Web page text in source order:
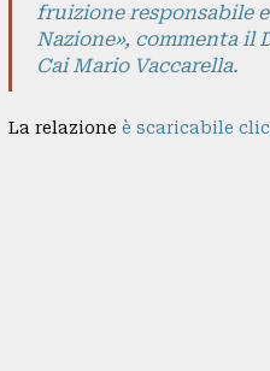
fruizione responsabile
Nazione», commenta il
Cai Mario Vaccarella.
La relazione è scaricabile